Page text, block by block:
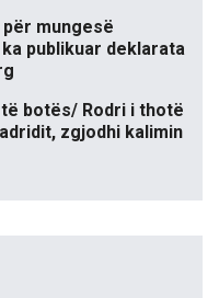
mungesë
publikuar deklarata
botës/ Rodri i thotë
zgjodhi kalimin